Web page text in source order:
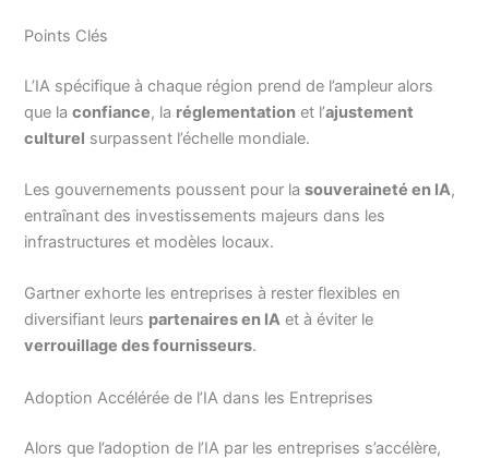
Points Clés
L’IA spécifique à chaque région prend de l’ampleur alors
que laconfiance, la réglementation et l’ajustement
culturel surpassent l’échelle mondiale.
Les gouvernements poussent pour lasouveraineté en IA,
entraînant des investissements majeurs dans les
infrastructures et modèles locaux.
Gartner exhorte les entreprises à rester flexibles en
diversifiant leurs partenaires en IA et à éviter le
verrouillage des fournisseurs.
Adoption Accélérée de l’IA dans les Entreprises
Alors que l’adoption de l’IA par les entreprises s’accélère,